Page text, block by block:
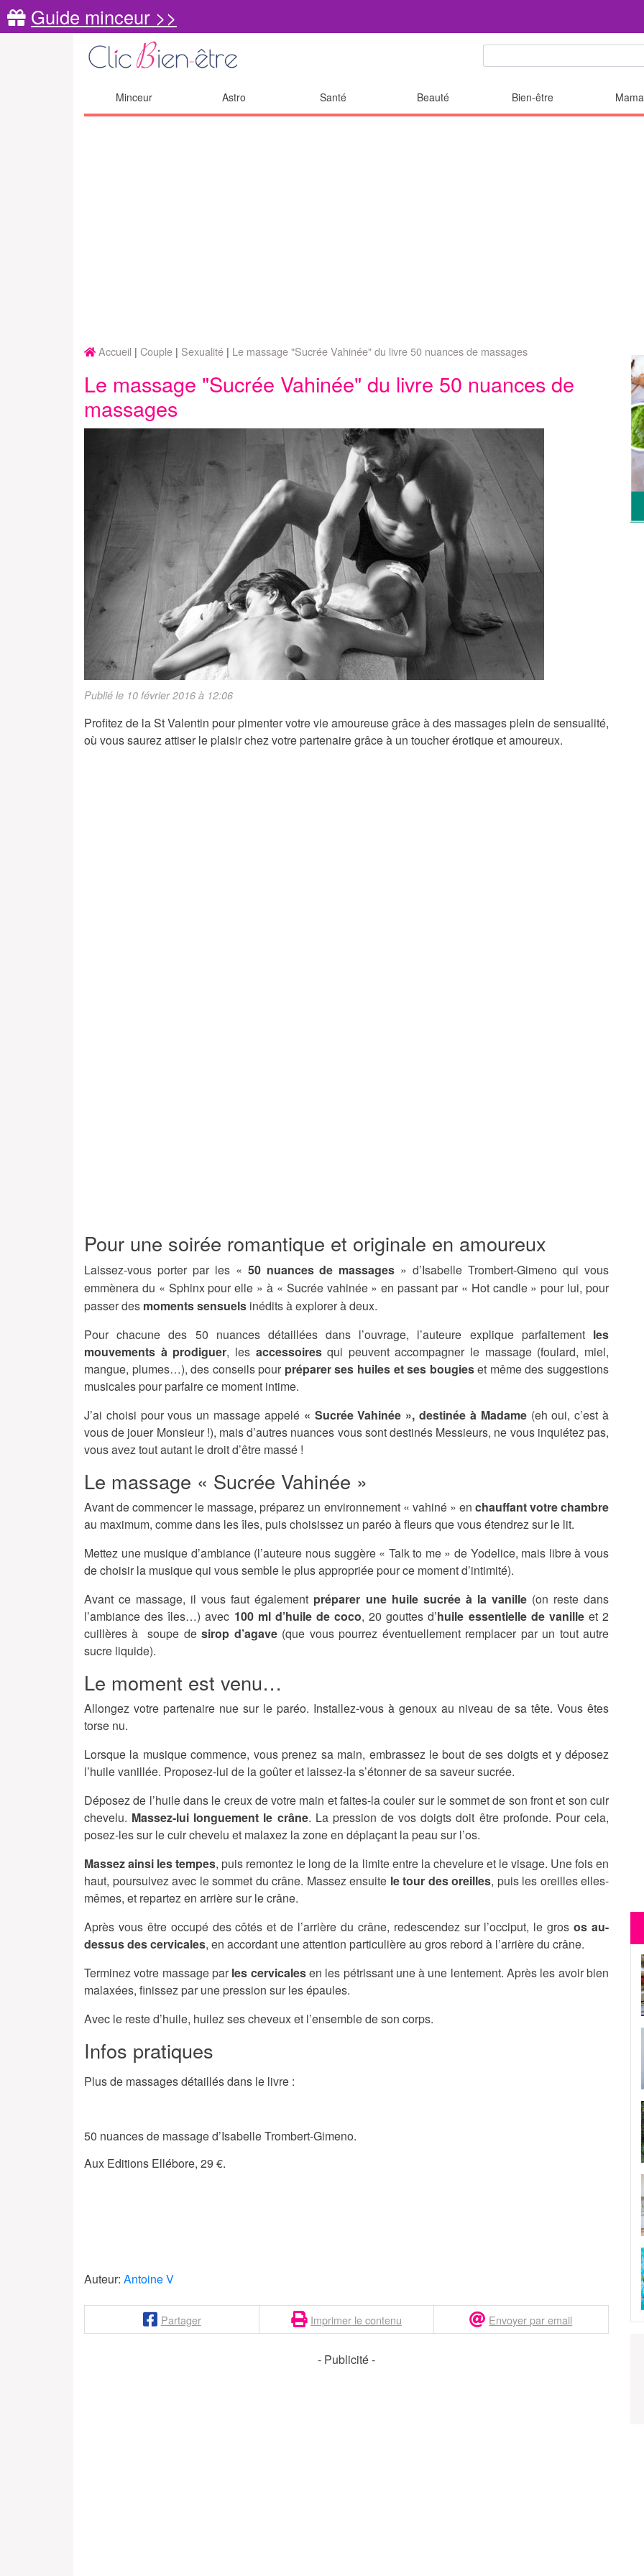
Guide minceur >>
Minceur Astro Santé Beauté Bien-être
Accueil Couple Sexualité Le massage "Sucrée Vahinée" du livre 50 nuances de massages
Le massage "Sucrée Vahinée" du livre 50 nuances de
massages
Publié le 10 février 2016 à 12:06
Profitez de la St Valentin pour pimenter votre vie amoureuse grâce à des massages plein de sensualité,
où vous saurez attiser le plaisir chez votre partenaire grâce à un toucher érotique et amoureux.
Pour une soirée romantique et originale en amoureux
Laissez-vous porter par les « 50 nuances de massages » d’Isabelle Trombert-Gimeno qui vous
emmènera du « Sphinx pour elle » à « Sucrée vahinée » en passant par « Hot candle » pour lui, pour
passer des moments sensuels inédits à explorer à deux.
Pour chacune des 50 nuances détaillées dans l’ouvrage, l’auteure explique parfaitement les
mouvements à prodiguer, les accessoiresqui peuvent accompagner le massage (foulard, miel,
mangue, plumes…), des conseils pour préparer ses huiles et ses bougieset même des suggestions
musicales pour parfaire ce moment intime.
J’ai choisi pour vous un massage appelé « Sucrée Vahinée », destinée à Madame(eh oui, c’est à
vous de jouer Monsieur !), mais d’autres nuances vous sont destinés Messieurs, ne vous inquiétez pas,
vous avez tout autant le droit d’être massé !
Le massage « Sucrée Vahinée »
Avant de commencer le massage, préparez un environnement « vahiné » en chauffant votre chambre
au maximum, comme dans les îles, puis choisissez un paréo à fleurs que vous étendrez sur le lit.
Mettez une musique d’ambiance (l’auteure nous suggère « Talk to me » de Yodelice, mais libre à vous
de choisir la musique qui vous semble le plus appropriée pour ce moment d’intimité).
Avant ce massage, il vous faut également préparer une huile sucrée à la vanille(on reste dans
l’ambiance des îles…) avec 100 ml d’huile de coco, 20 gouttes d’huile essentielle de vanilleet 2
cuillères à soupe desirop d’agave(que vous pourrez éventuellement remplacer par un tout autre
sucre liquide).
Le moment est venu…
Allongez votre partenaire nue sur le paréo. Installez-vous à genoux au niveau de sa tête. Vous êtes
torse nu.
Lorsque la musique commence, vous prenez sa main, embrassez le bout de ses doigts et y déposez
l’huile vanillée. Proposez-lui de la goûter et laissez-la s’étonner de sa saveur sucrée.
Déposez de l’huile dans le creux de votre main et faites-la couler sur le sommet de son front et son cuir
chevelu. Massez-lui longuement le crâne. La pression de vos doigts doit être profonde. Pour cela,
posez-les sur le cuir chevelu et malaxez la zone en déplaçant la peau sur l’os.
Massez ainsi les tempes, puis remontez le long de la limite entre la chevelure et le visage. Une fois en
haut, poursuivez avec le sommet du crâne. Massez ensuite le tour des oreilles, puis les oreilles elles-
mêmes, et repartez en arrière sur le crâne.
Après vous être occupé des côtés et de l’arrière du crâne, redescendez sur l’occiput, le grosos au-
dessus des cervicales, en accordant une attention particulière au gros rebord à l’arrière du crâne.
Terminez votre massage parles cervicalesen les pétrissant une à une lentement. Après les avoir bien
malaxées, finissez par une pression sur les épaules.
Avec le reste d’huile, huilez ses cheveux et l’ensemble de son corps.
Infos pratiques
Plus de massages détaillés dans le livre :
50 nuances de massage d’Isabelle Trombert-Gimeno.
Aux Editions Ellébore, 29 €.
Auteur: Antoine V
Partager Imprimer le contenu Envoyer par email
- Publicité -